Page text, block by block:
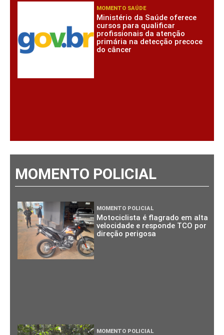
MOMENTO SAÚDE
Ministério da Saúde oferece
cursos para qualificar
profissionais da atenção
primária na detecção precoce
do câncer
MOMENTO POLICIAL
MOMENTO POLICIAL
Motociclista é flagrado em alta
velocidade e responde TCO por
direção perigosa
MOMENTO POLICIAL